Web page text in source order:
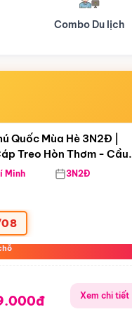
Tour Doanh Nghiệp
08:14:20
Treo Hòn Thơm
Quốc Mùa Hè 3N2Đ |
Treo Hòn Thơm - Cầu
Viên Nước Aquatopia
Minh 3N2Đ
Xem chi tiết